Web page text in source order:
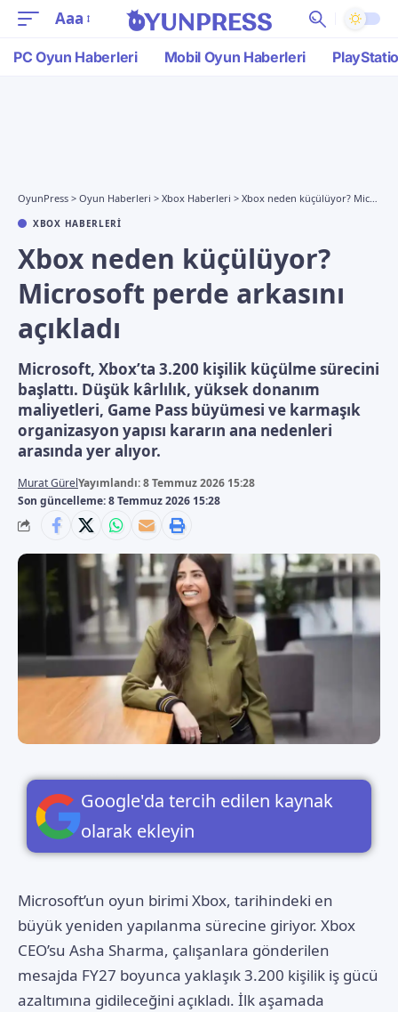
Aaa
PC Oyun Haberleri Mobil Oyun Haberleri
OyunPress > Oyun Haberleri > Xbox Haberleri > Xbox neden küçülüyor? Microsoft perde arkasını açıkladı
XBOX HABERLERI
Xbox neden küçülüyor?
Microsoft perde arkasını
açıkladı
Microsoft, Xbox’ta 3.200 kişilik küçülme sürecini
başlattı. Düşük kârlılık, yüksek donanım
maliyetleri, Game Pass büyümesi ve karmaşık
organizasyon yapısı kararın ana nedenleri
arasında yer alıyor.
Son güncelleme: 8 Temmuz 2026 15:28
Murat GürelYayımlandı: 8 Temmuz 2026 15:28
Google'da tercih edilen kaynak
olarak ekleyin
Microsoft’un oyun birimi Xbox, tarihindeki en
büyük yeniden yapılanma sürecine giriyor. Xbox
CEO’su Asha Sharma, çalışanlara gönderilen
mesajda FY27 boyunca yaklaşık 3.200 kişilik iş gücü
azaltımına gidileceğini açıkladı. İlk aşamada